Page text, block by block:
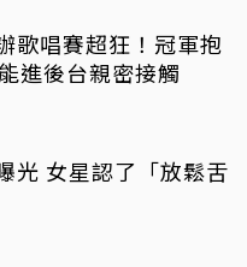
歌唱賽超狂！冠軍抱
進後台親密接觸
光 女星認了「放鬆舌